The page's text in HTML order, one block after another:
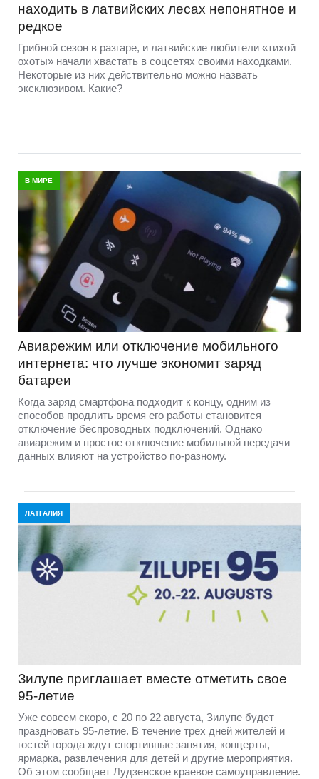
находить в латвийских лесах непонятное и
редкое
Грибной сезон в разгаре, и латвийские любители «тихой
охоты» начали хвастать в соцсетях своими находками.
Некоторые из них действительно можно назвать
эксклюзивом. Какие?
В МИРЕ
Авиарежим или отключение мобильного
интернета: что лучше экономит заряд
батареи
Когда заряд смартфона подходит к концу, одним из
способов продлить время его работы становится
отключение беспроводных подключений. Однако
авиарежим и простое отключение мобильной передачи
данных влияют на устройство по-разному.
ЛАТГАЛИЯ
Зилупе приглашает вместе отметить свое
95-летие
Уже совсем скоро, с 20 по 22 августа, Зилупе будет
праздновать 95-летие. В течение трех дней жителей и
гостей города ждут спортивные занятия, концерты,
ярмарка, развлечения для детей и другие мероприятия.
Об этом сообщает Лудзенское краевое самоуправление.